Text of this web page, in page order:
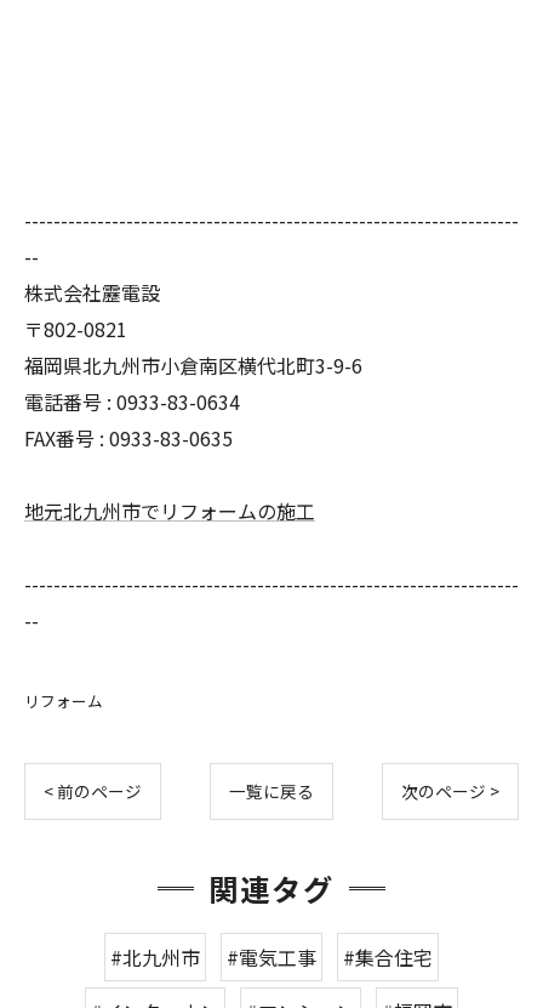
--------------------------------------------------------------------
--
株式会社靂電設
〒802-0821
福岡県北九州市小倉南区横代北町3-9-6
電話番号 : 0933-83-0634
FAX番号 : 0933-83-0635
地元北九州市でリフォームの施工
--------------------------------------------------------------------
--
リフォーム
< 前のページ 一覧に戻る 次のページ >
関連タグ
#北九州市 #電気工事
#集合住宅